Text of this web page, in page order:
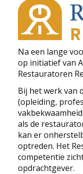
Na een lange
op initiatief van
Restauratoren
Bij het werk van
(opleiding,
als de
kan er
optreden. Het
competentie
opdrachtgever.